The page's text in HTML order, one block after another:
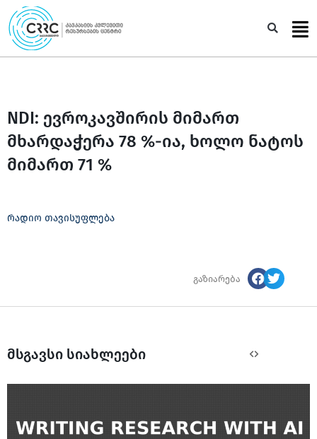
Skip
to
content
NDI: ევროკავშირის მიმართ
მხარდაჭერა 78 %-ია, ხოლო ნატოს
მიმართ 71 %
რადიო თავისუფლება
გაზიარება
მსგავსი სიახლეები